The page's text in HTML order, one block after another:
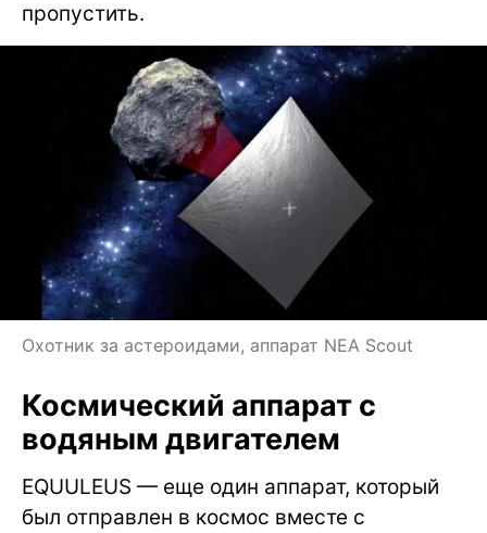
пропустить.
Охотник за астероидами, аппарат NEA Scout
Космический аппарат с
водяным двигателем
EQUULEUS — еще один аппарат, который
был отправлен в космос вместе с